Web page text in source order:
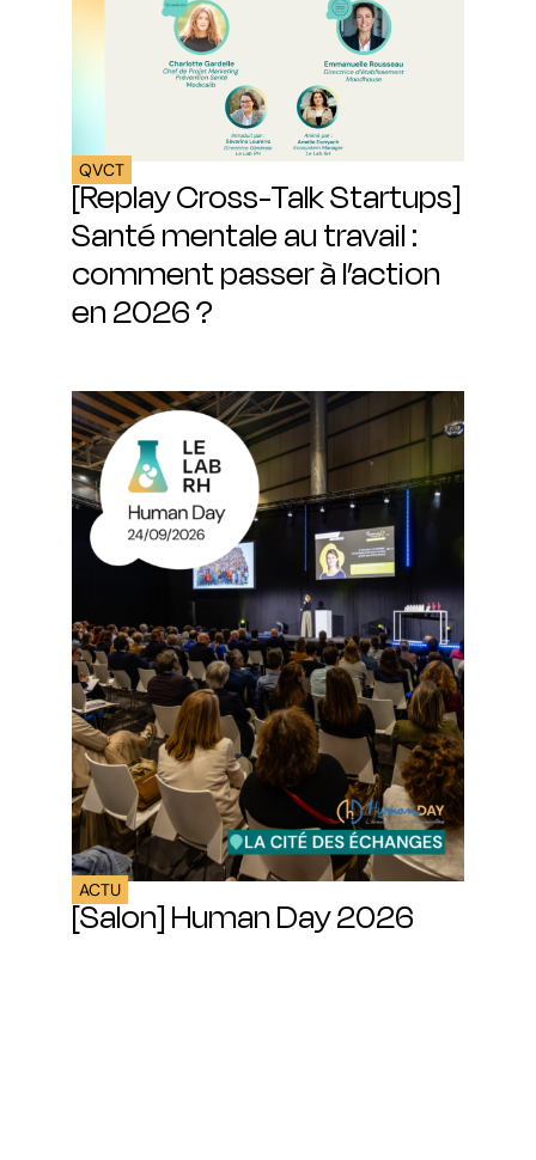
QVCT
[Replay Cross-Talk Startups]
Santé mentale au travail :
comment passer à l’action
en 2026 ?
ACTU
[Salon] Human Day 2026